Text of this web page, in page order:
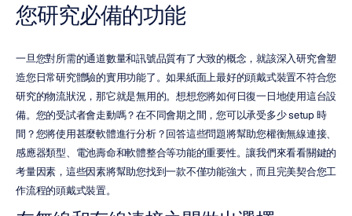
您研究必備的功能
一旦您對所需的通道數量和訊號品質有了大致的概念，就該深入研究會塑
造您日常研究體驗的實用功能了。如果紙面上最好的頭戴式裝置不符合您
研究的物流狀況，那它就是無用的。想想您將如何日復一日地使用這台設
備。您的受試者會走動嗎？在不同會期之間，您可以承受多少 setup 時
間？您將使用甚麼軟體進行分析？回答這些問題將幫助您權衡無線連接、
感應器類型、電池壽命和軟體整合等功能的重要性。讓我們來看看關鍵的
考量因素，這些因素將幫助您找到一款不僅功能強大，而且完美契合您工
作流程的頭戴式裝置。